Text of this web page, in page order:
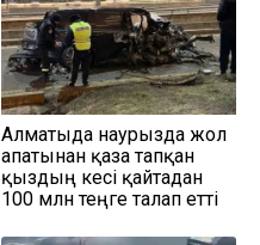
Алматыда наурызда жол
апатынан қаза тапқан
қыздың әкесі қайтадан
100 млн теңге талап етті